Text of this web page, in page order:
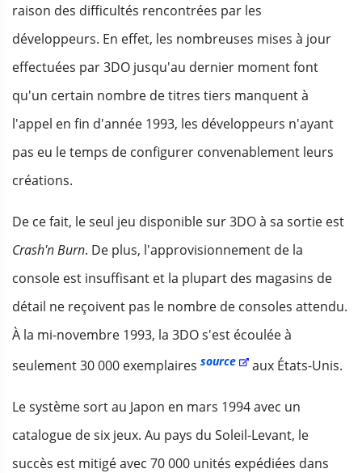
raison des difficultés rencontrées par les
développeurs. En effet, les nombreuses mises à jour
effectuées par 3DO jusqu'au dernier moment font
qu'un certain nombre de titres tiers manquent à
l'appel en fin d'année 1993, les développeurs n'ayant
pas eu le temps de configurer convenablement leurs
créations.
De ce fait, le seul jeu disponible sur 3DO à sa sortie est
Crash'n Burn. De plus, l'approvisionnement de la
console est insuffisant et la plupart des magasins de
détail ne reçoivent pas le nombre de consoles attendu.
À la mi-novembre 1993, la 3DO s'est écoulée à
seulement 30 000 exemplaires source aux États-Unis.
Le système sort au Japon en mars 1994 avec un
catalogue de six jeux. Au pays du Soleil-Levant, le
succès est mitigé avec 70 000 unités expédiées dans